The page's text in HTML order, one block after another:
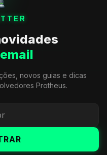
novos guias e dicas
Protheus.